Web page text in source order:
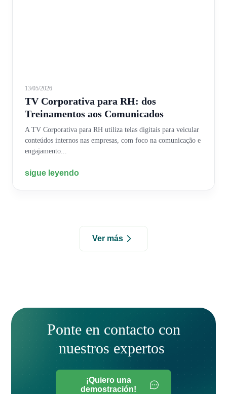
Ver más
13/05/2026
TV Corporativa para RH: dos
Treinamentos aos Comunicados
A TV Corporativa para RH utiliza telas digitais para veicular
conteúdos internos nas empresas, com foco na comunicação e
engajamento...
sigue leyendo
Ponte en contacto con
nuestros expertos
¡Quiero una
demostración!